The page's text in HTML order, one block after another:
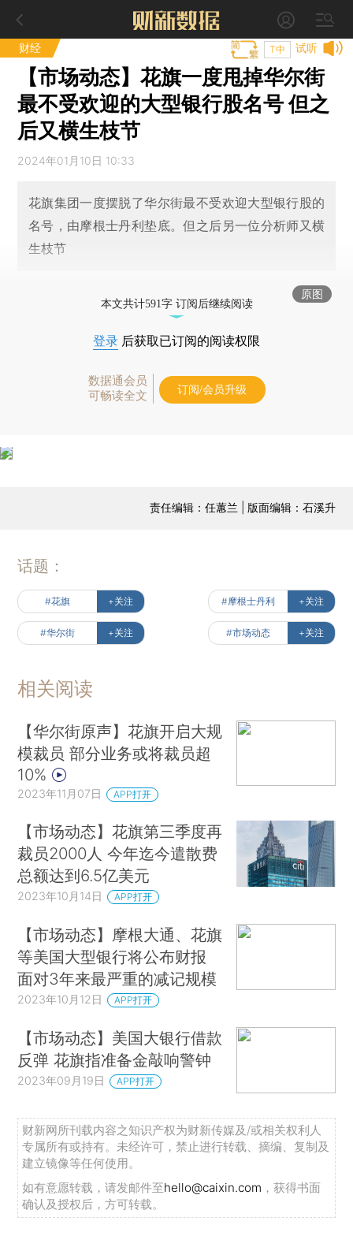
财经 试听
T中
【市场动态】花旗一度甩掉华尔街
最不受欢迎的大型银行股名号 但之
后又横生枝节
2024年01月10日 10:33
花旗集团一度摆脱了华尔街最不受欢迎大型银行股的
名号，由摩根士丹利垫底。但之后另一位分析师又横
生枝节
原图
本文共计591字 订阅后继续阅读
登录 后获取已订阅的阅读权限
数据通会员
可畅读全文
订阅/会员升级
责任编辑：任蕙兰 | 版面编辑：石溪升
话题：
#花旗 +关注 #摩根士丹利 +关注
#华尔街 +关注 #市场动态 +关注
相关阅读
【华尔街原声】花旗开启大规
模裁员 部分业务或将裁员超
10%
2023年11月07日 APP打开
【市场动态】花旗第三季度再
裁员2000人 今年迄今遣散费
总额达到6.5亿美元
2023年10月14日 APP打开
【市场动态】摩根大通、花旗
等美国大型银行将公布财报
面对3年来最严重的减记规模
2023年10月12日 APP打开
【市场动态】美国大银行借款
反弹 花旗指准备金敲响警钟
2023年09月19日 APP打开
财新网所刊载内容之知识产权为财新传媒及/或相关权利人
专属所有或持有。未经许可，禁止进行转载、摘编、复制及
建立镜像等任何使用。
如有意愿转载，请发邮件至hello@caixin.com ，获得书面
确认及授权后，方可转载。